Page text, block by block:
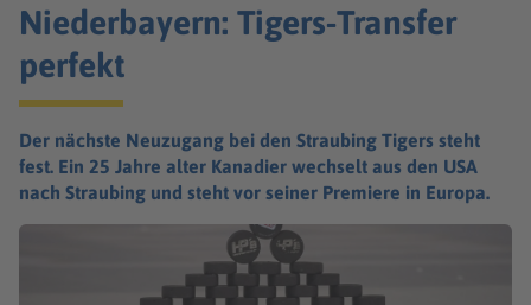
Niederbayern: Tigers-Transfer
perfekt
Der nächste Neuzugang bei den Straubing Tigers steht
fest. Ein 25 Jahre alter Kanadier wechselt aus den USA
nach Straubing und steht vor seiner Premiere in Europa.